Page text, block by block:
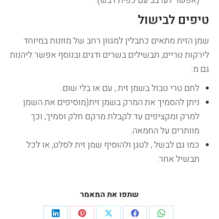
טיפים לבישול
שמן הזית מתאים כתבלין למגוון רחב של מזונות במיוחד
לירקות טריים, תבשילים בשרים ודגים.ובנוסף אפשר ליהנות
גם מ:
לחם טרי טבול בשמן זית , עם או בלי שום.
ניתן להסמיך את המרק בשמן זית(מוסיפים את השמן
למרק ומקציפים עד לקבלת מרקם חלק וסמיך, וכך
מוותרים על החמאה.
כמו גם לבשל , לטגן ולהוסיף שמן זית לסלט, או לכל
תבשיל אחר.
שתפו את המאמר